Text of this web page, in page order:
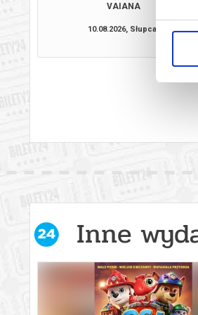
VAIANA
10.08.2026, Słupca
Inne